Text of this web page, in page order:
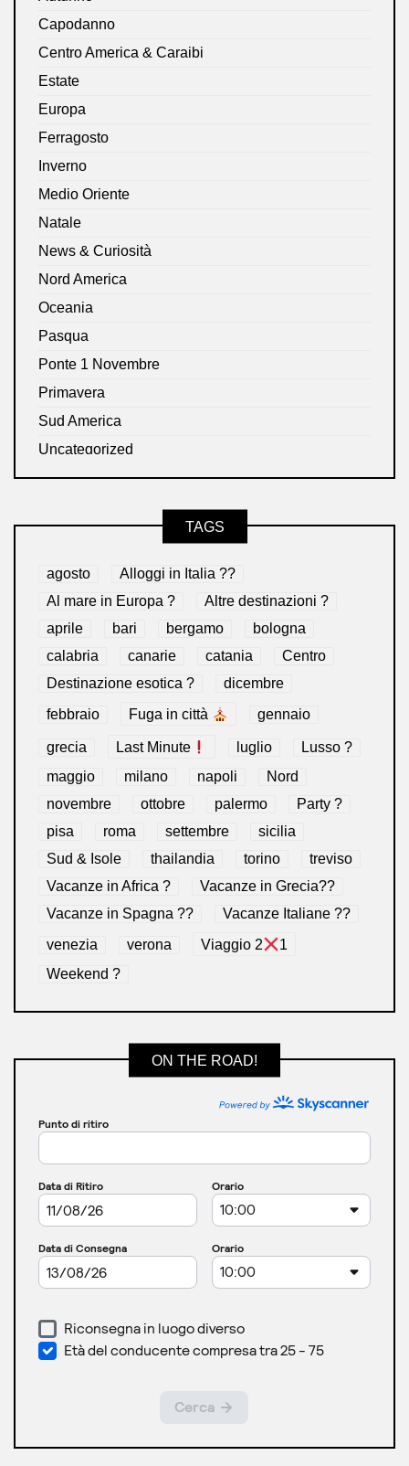
Capodanno
Centro America & Caraibi
Estate
Europa
Ferragosto
Inverno
Medio Oriente
Natale
News & Curiosità
Nord America
Oceania
Pasqua
Ponte 1 Novembre
Primavera
Sud America
Uncategorized
TAGS
agosto
Alloggi in Italia ??
Al mare in Europa ?️
Altre destinazioni ?
aprile
bari bergamo
bologna
calabria
canarie catania
Centro
Destinazione esotica ?
dicembre
febbraio Fuga in città gennaio
grecia Last Minute luglio
Lusso ?
maggio
milano napoli
Nord
novembre
ottobre palermo
Party ?
pisa
roma settembre
sicilia
Sud & Isole
thailandia torino
treviso
Vacanze in Africa ?
Vacanze in Grecia??
Vacanze in Spagna ??
Vacanze Italiane ??
venezia verona Viaggio 2
1
Weekend ?
ON THE ROAD!